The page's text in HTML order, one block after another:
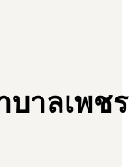
าลเพช